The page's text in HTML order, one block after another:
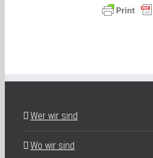
Wer wir sind
Wo wir sind